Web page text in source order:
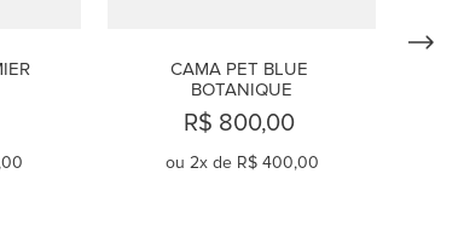
CAMA PET BLUE
BOTANIQUE
R$ 800,00
ou 2x de R$ 400,00